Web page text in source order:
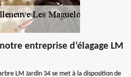
entreprise d’élagage LM
LM Jardin 34 se met à la disposition de